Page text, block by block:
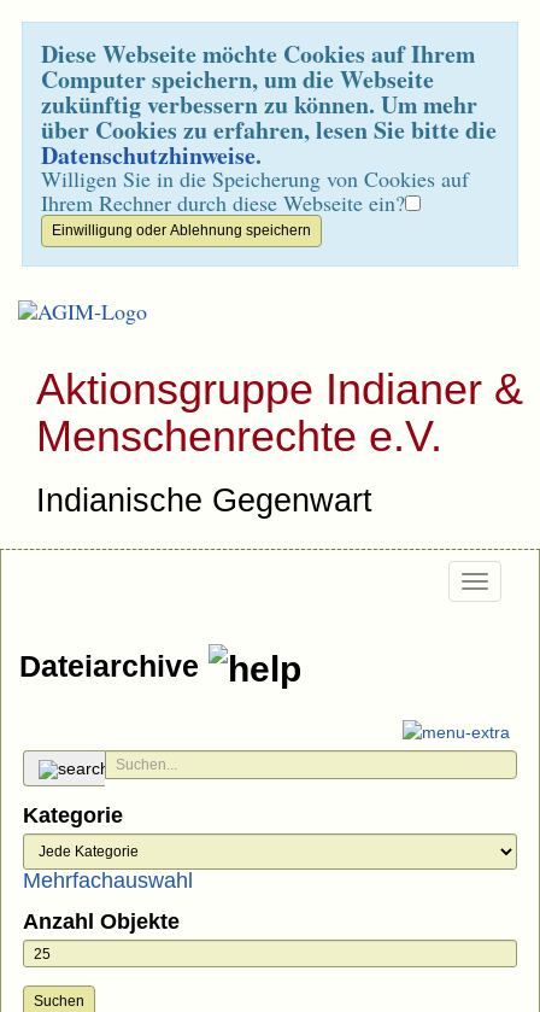
Diese Webseite möchte Cookies auf Ihrem
Computer speichern, um die Webseite
zukünftig verbessern zu können. Um mehr
über Cookies zu erfahren, lesen Sie bitte die
Datenschutzhinweise.
Willigen Sie in die Speicherung von Cookies auf
Ihrem Rechner durch diese Webseite ein?
Aktionsgruppe Indianer &
Menschenrechte e.V.
Indianische Gegenwart
Dateiarchive
Kategorie
Mehrfachauswahl
Anzahl Objekte
Suchen